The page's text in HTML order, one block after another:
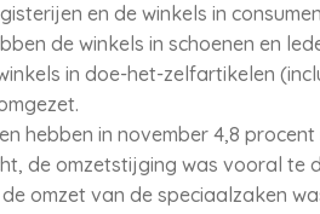
en de winkels in
de winkels in schoenen en
in doe-het-zelfartikelen
hebben in november 4,8
de omzetstijging was vooral te
omzet van de speciaalzaken